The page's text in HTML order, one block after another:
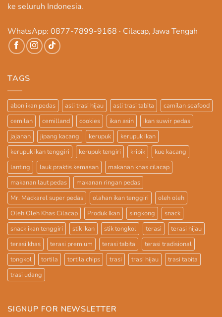
ke seluruh Indonesia.
WhatsApp: 0877-7899-9168 · Cilacap, Jawa Tengah
TAGS
abon ikan pedas asli trasi hijau asli trasi tabita
camilan seafood
cemilan
cemilland cookies ikan asin
ikan suwir pedas
jajanan
jipang kacang kerupuk
kerupuk ikan
kerupuk ikan tenggiri
kerupuk tengiri kripik
kue kacang
lanting
lauk praktis kemasan
makanan khas cilacap
makanan laut pedas
makanan ringan pedas
Mr. Mackarel super pedas
olahan ikan tenggiri
oleh oleh
Oleh Oleh Khas Cilacap
Produk Ikan singkong
snack
snack ikan tenggiri
stik ikan stik tongkol terasi
terasi hijau
terasi khas
terasi premium terasi tabita
terasi tradisional
tongkol
tortila tortila chips trasi trasi hijau
trasi tabita
trasi udang
SIGNUP FOR NEWSLETTER